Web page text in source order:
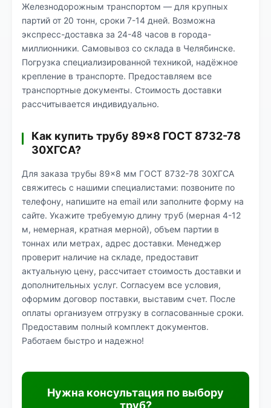
Железнодорожным транспортом — для крупных
партий от 20 тонн, сроки 7-14 дней. Возможна
экспресс-доставка за 24-48 часов в города-
миллионники. Самовывоз со склада в Челябинске.
Погрузка специализированной техникой, надёжное
крепление в транспорте. Предоставляем все
транспортные документы. Стоимость доставки
рассчитывается индивидуально.
Как купить трубу 89×8 ГОСТ 8732-78
30ХГСА?
Для заказа трубы 89×8 мм ГОСТ 8732-78 30ХГСА
свяжитесь с нашими специалистами: позвоните по
телефону, напишите на email или заполните форму на
сайте. Укажите требуемую длину труб (мерная 4-12
м, немерная, кратная мерной), объем партии в
тоннах или метрах, адрес доставки. Менеджер
проверит наличие на складе, предоставит
актуальную цену, рассчитает стоимость доставки и
дополнительных услуг. Согласуем все условия,
оформим договор поставки, выставим счет. После
оплаты организуем отгрузку в согласованные сроки.
Предоставим полный комплект документов.
Работаем быстро и надежно!
Нужна консультация по выбору
труб?